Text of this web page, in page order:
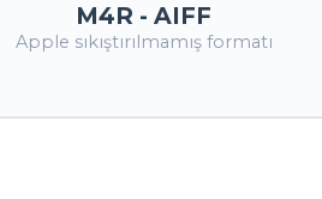
M4R - AIFF
Apple sıkıştırılmamış formatı